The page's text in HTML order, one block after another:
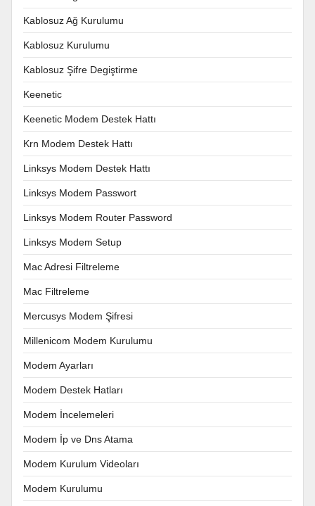
Kablosuz Ağ Kurulumu
Kablosuz Kurulumu
Kablosuz Şifre Degiştirme
Keenetic
Keenetic Modem Destek Hattı
Krn Modem Destek Hattı
Linksys Modem Destek Hattı
Linksys Modem Passwort
Linksys Modem Router Password
Linksys Modem Setup
Mac Adresi Filtreleme
Mac Filtreleme
Mercusys Modem Şifresi
Millenicom Modem Kurulumu
Modem Ayarları
Modem Destek Hatları
Modem İncelemeleri
Modem İp ve Dns Atama
Modem Kurulum Videoları
Modem Kurulumu